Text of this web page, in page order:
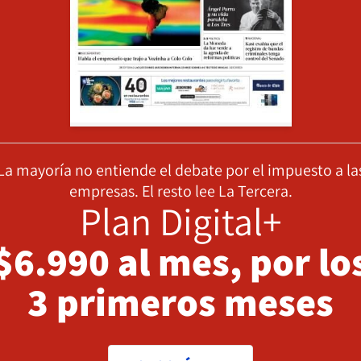
mayoría no entiende el debate por el impuesto a
empresas. El resto lee La Tercera.
Plan Digital+
al mes, por
3 primeros meses